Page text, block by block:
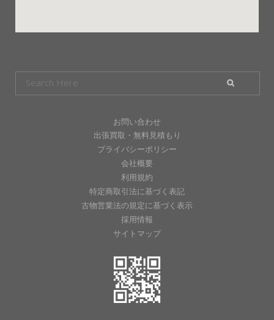
お問い合わせ
出張買取・無料見積もり
プライバシーポリシー
会社概要
利用規約
特定商取引法に基づく表記
古物営業法の規定に基づく表示
採用情報
サイトマップ